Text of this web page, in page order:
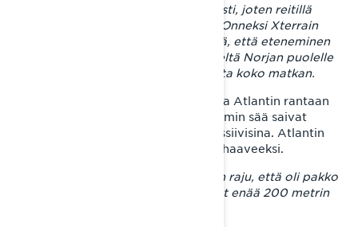
– Vesisade pehmitti reitit ihan läpi asti, joten reitillä
pysyminen vaati jatkuvaa taiteilua. Onneksi Xterrain
RE:n pitkä telamatto piti huolen siitä, että eteneminen
jatkui vaikka lumi etenkin Kilpisjärveltä Norjan puolelle
oli yhtä helvettiä – upottavaa sosetta koko matkan.
Jonin tavoitteena oli päästä ajamalla Atlantin rantaan
Norjan Oterenissa. Vesisateet ja lämmin sää saivat
vuorilta laskevat joet tulvimaan massiivisina. Atlantin
saavuttaminen Lyngen-vuonolla jäi haaveeksi.
– Viimeinen joen ylitys reitillä oli niin raju, että oli pakko
nostaa kädet pystyyn. Meri olisi ollut enää 200 metrin